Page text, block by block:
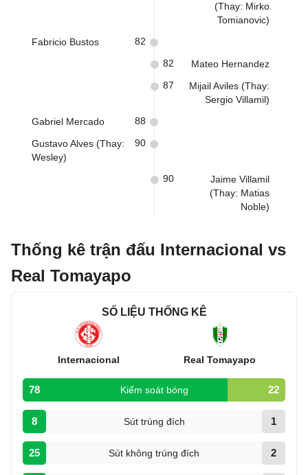
(Thay: Mirko
Tomianovic)
Fabricio Bustos 82
Mateo Hernandez
82
Mijail Aviles (Thay:
Sergio Villamil)
87
Gabriel Mercado 88
Gustavo Alves (Thay:
Wesley)
90
Jaime Villamil
(Thay: Matias
Noble)
90
Thống kê trận đấu Internacional vs
Real Tomayapo
SỐ LIỆU THỐNG KÊ
Internacional Real Tomayapo
78 Kiểm soát bóng 22
8 Sút trúng đích 1
25 Sút không trúng đích 2